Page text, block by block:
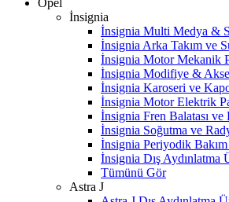
Opel
İnsignia
İnsignia Multi Medya &
İnsignia Arka Takım ve
İnsignia Motor Mekanik
İnsignia Modifiye &
İnsignia Karoseri ve
İnsignia Motor Elektrik
İnsignia Fren Balatası ve
İnsignia Soğutma ve
İnsignia Periyodik
İnsignia Dış Aydınlatma
Tümünü Gör
Astra J